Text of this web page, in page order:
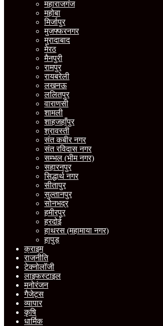
महाराजगंज
महोबा
मिर्जापुर
मुजफ्फरनगर
मुरादाबाद
मेरठ
मैनपुरी
रामपुर
रायबरेली
लखनऊ
ललितपुर
वाराणसी
शामली
शाहजहाँपुर
श्रावस्ती
संत कबीर नगर
संत रविदास नगर
सम्भल (भीम नगर)
सहारनपुर
सिद्धार्थ नगर
सीतापुर
सुल्तानपुर
सोनभद्र
हमीरपुर
हरदोई
हाथरस (महामाया नगर)
हापुड़
क्राइम
राजनीति
टेक्नोलॉजी
लाइफस्टाइल
मनोरंजन
गैजेट्स
व्यापार
कृषि
धार्मिक